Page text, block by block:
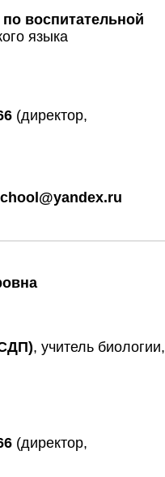
воспитательной
языка
(директор,
, учитель биологии,
(директор,